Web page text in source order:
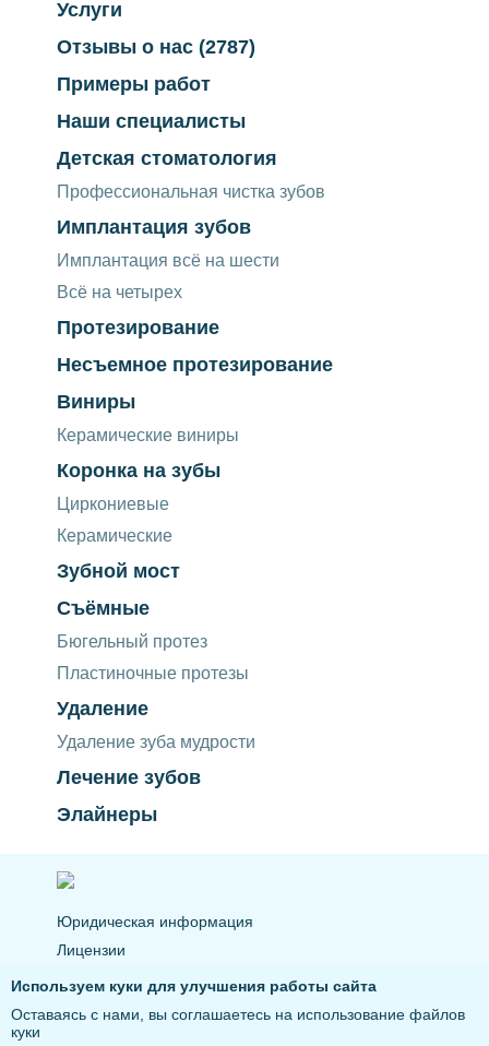
Услуги
Отзывы о нас (2787)
Примеры работ
Наши специалисты
Детская стоматология
Профессиональная чистка зубов
Имплантация зубов
Имплантация всё на шести
Всё на четырех
Протезирование
Несъемное протезирование
Виниры
Керамические виниры
Коронка на зубы
Циркониевые
Керамические
Зубной мост
Съёмные
Бюгельный протез
Пластиночные протезы
Удаление
Удаление зуба мудрости
Лечение зубов
Элайнеры
Юридическая информация
Лицензии
© Работаем с 1999 г.
Используем куки для улучшения работы сайта
Оставаясь с нами, вы соглашаетесь на использование файлов
куки